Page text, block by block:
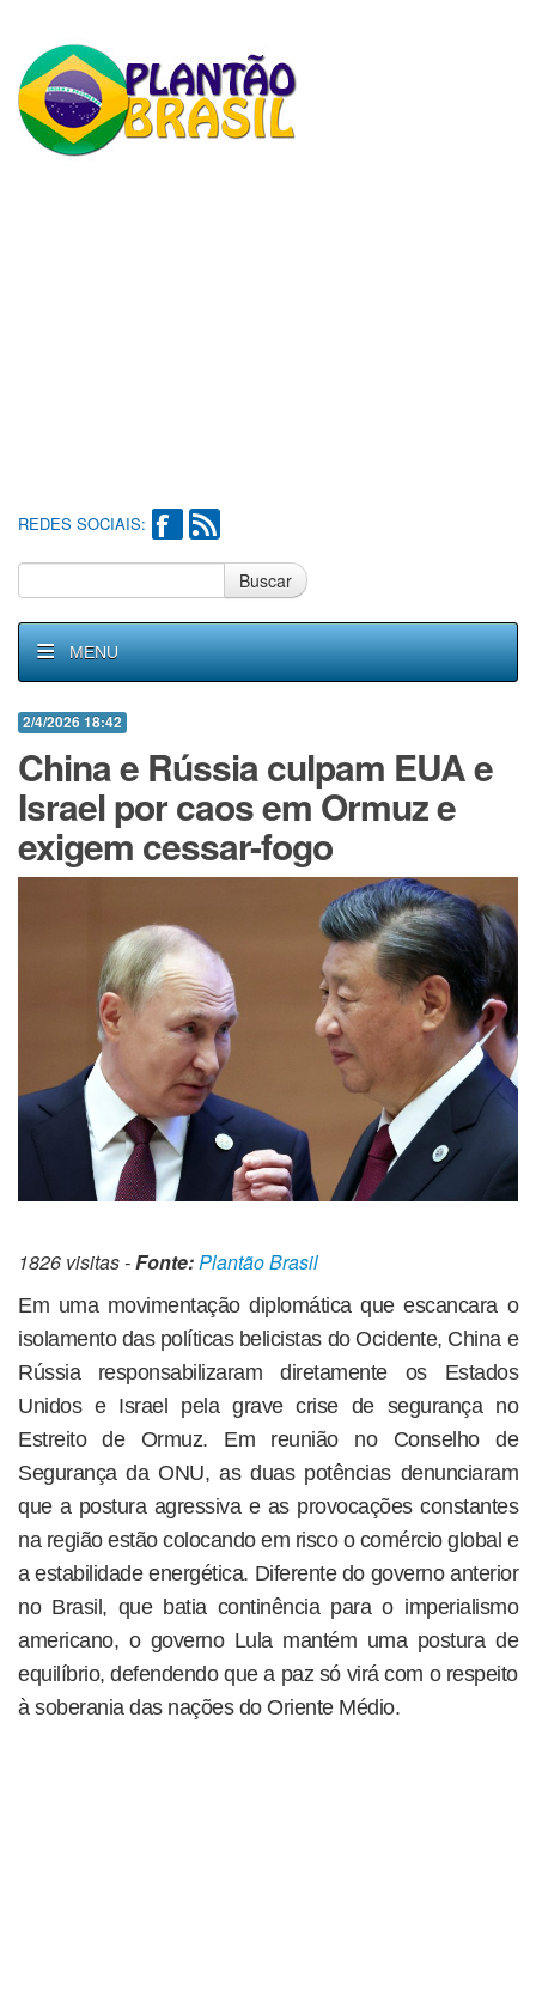
REDES SOCIAIS:
Buscar
MENU
2/4/2026 18:42
China e Rússia culpam EUA e
Israel por caos em Ormuz e
exigem cessar-fogo
1826 visitas -Fonte:Plantão Brasil
Em uma movimentação diplomática que escancara o
isolamento das políticas belicistas do Ocidente, China e
Rússia responsabilizaram diretamente os Estados
Unidos e Israel pela grave crise de segurança no
Estreito de Ormuz. Em reunião no Conselho de
Segurança da ONU, as duas potências denunciaram
que a postura agressiva e as provocações constantes
na região estão colocando em risco o comércio global e
a estabilidade energética. Diferente do governo anterior
no Brasil, que batia continência para o imperialismo
americano, o governo Lula mantém uma postura de
equilíbrio, defendendo que a paz só virá com o respeito
à soberania das nações do Oriente Médio.